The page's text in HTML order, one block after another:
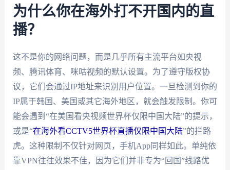
为什么你在海外打不开国内的直
播？
这不是你的网络问题，而是几乎所有主流平台如央视
频、腾讯体育、咪咕视频的默认设置。为了遵守版权协
议，它们会通过IP地址来识别用户位置。一旦检测到你的
IP属于韩国、美国或其它海外地区，就会触发限制。你可
能会遇到“在美国看央视频世界杯仅限中国大陆”的提示，
或是“在海外看CCTV5世界杯直播仅限中国大陆”的拦路
虎。这种限制不仅针对网页，手机App同样如此。单纯依
靠VPN往往效果不佳，因为它们并非专为“回国”线路优